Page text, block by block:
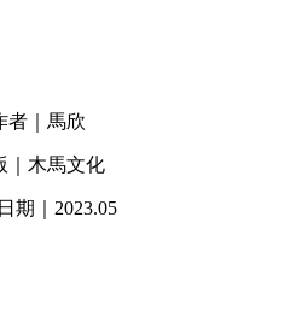
者｜馬欣
｜木馬文化
期｜2023.05